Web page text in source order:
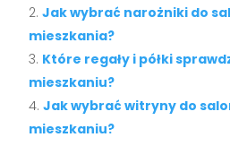
Jak wybrać narożniki do
mieszkania?
Które regały i półki
mieszkaniu?
Jak wybrać witryny do
mieszkaniu?